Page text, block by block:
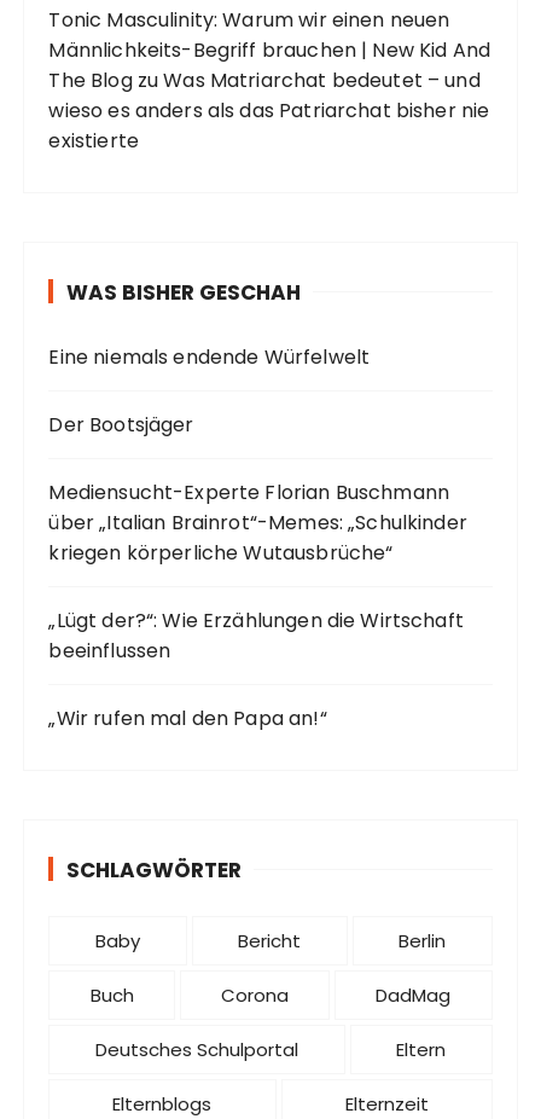
Tonic Masculinity: Warum wir einen neuen
Männlichkeits-Begriff brauchen | New Kid And
The BlogzuWas Matriarchat bedeutet – und
wieso es anders als das Patriarchat bisher nie
existierte
WAS BISHER GESCHAH
Eine niemals endende Würfelwelt
Der Bootsjäger
Mediensucht-Experte Florian Buschmann
über „Italian Brainrot“-Memes: „Schulkinder
kriegen körperliche Wutausbrüche“
„Lügt der?“: Wie Erzählungen die Wirtschaft
beeinflussen
„Wir rufen mal den Papa an!“
SCHLAGWÖRTER
Baby Bericht Berlin
Buch Corona DadMag
Deutsches Schulportal Eltern
Elternblogs Elternzeit